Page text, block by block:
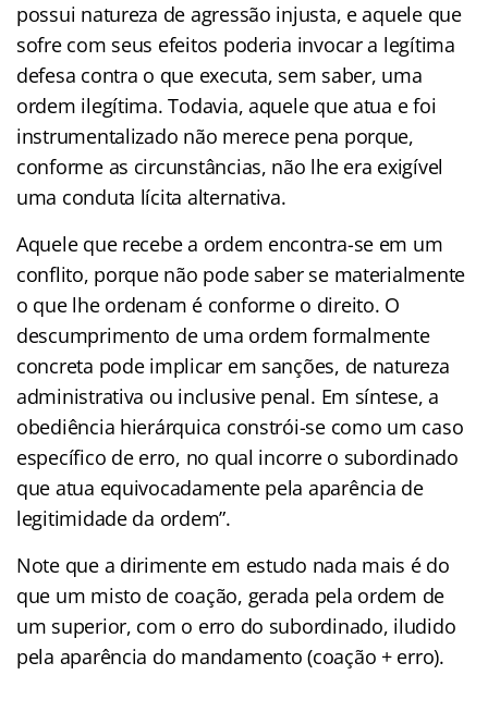
possui natureza de agressão injusta, e aquele que
sofre com seus efeitos poderia invocar a legítima
defesa contra o que executa, sem saber, uma
ordem ilegítima. Todavia, aquele que atua e foi
instrumentalizado não merece pena porque,
conforme as circunstâncias, não lhe era exigível
uma conduta lícita alternativa.
Aquele que recebe a ordem encontra-se em um
conflito, porque não pode saber se materialmente
o que lhe ordenam é conforme o direito. O
descumprimento de uma ordem formalmente
concreta pode implicar em sanções, de natureza
administrativa ou inclusive penal. Em síntese, a
obediência hierárquica constrói-se como um caso
específico de erro, no qual incorre o subordinado
que atua equivocadamente pela aparência de
legitimidade da ordem”.
Note que a dirimente em estudo nada mais é do
que um misto de coação, gerada pela ordem de
um superior, com o erro do subordinado, iludido
pela aparência do mandamento (coação + erro).